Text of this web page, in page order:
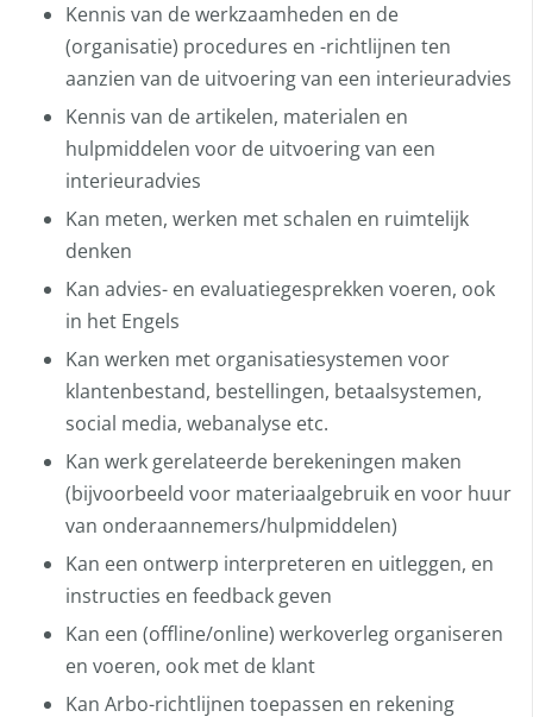
Kennis van de werkzaamheden en de
(organisatie) procedures en -richtlijnen ten
aanzien van de uitvoering van een interieuradvies
Kennis van de artikelen, materialen en
hulpmiddelen voor de uitvoering van een
interieuradvies
Kan meten, werken met schalen en ruimtelijk
denken
Kan advies- en evaluatiegesprekken voeren, ook
in het Engels
Kan werken met organisatiesystemen voor
klantenbestand, bestellingen, betaalsystemen,
social media, webanalyse etc.
Kan werk gerelateerde berekeningen maken
(bijvoorbeeld voor materiaalgebruik en voor huur
van onderaannemers/hulpmiddelen)
Kan een ontwerp interpreteren en uitleggen, en
instructies en feedback geven
Kan een (offline/online) werkoverleg organiseren
en voeren, ook met de klant
Kan Arbo-richtlijnen toepassen en rekening